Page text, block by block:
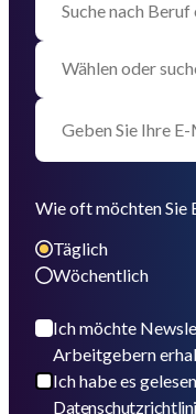
Wie oft möchten Sie
Täglich
Wöchentlich
Ich möchte
Arbeitgebern
Ich habe es